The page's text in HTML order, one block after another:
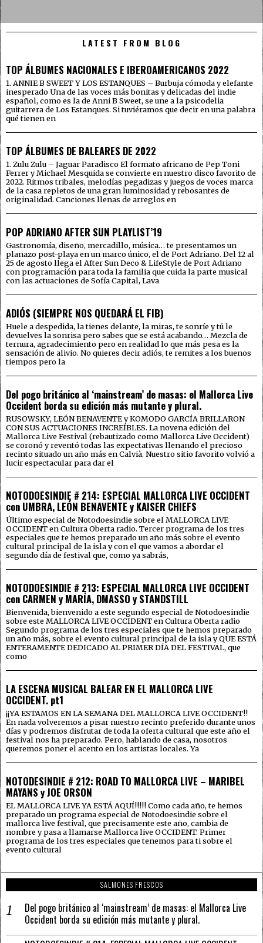
LATEST FROM BLOG
TOP ÁLBUMES NACIONALES E IBEROAMERICANOS 2022
1. ANNIE B SWEET Y LOS ESTANQUES – Burbuja cómoda y elefante
inesperado Una de las voces más bonitas y delicadas del indie
español, como es la de Anni B Sweet, se une a la psicodelia
guitarrera de Los Estanques. Si tuviéramos que decir en una palabra
qué tienen en
TOP ÁLBUMES DE BALEARES DE 2022
1. Zulu Zulu – Jaguar Paradisco El formato africano de Pep Toni
Ferrer y Michael Mesquida se convierte en nuestro disco favorito de
2022. Ritmos tribales, melodías pegadizas y juegos de voces marca
de la casa repletos de una gran luminosidad y rebosantes de
originalidad. Canciones llenas de arreglos en
POP ADRIANO AFTER SUN PLAYLIST’19
Gastronomía, diseño, mercadillo, música… te presentamos un
planazo post-playa en un marco único, el de Port Adriano. Del 12 al
25 de agosto llega el After Sun Deco & LifeStyle de Port Adriano
con programación para toda la familia que cuida la parte musical
con las actuaciones de Sofía Capital, Lava
ADIÓS (SIEMPRE NOS QUEDARÁ EL FIB)
Huele a despedida, la tienes delante, la miras, te sonríe y tú le
devuelves la sonrisa pero sabes que se está acabando… Mezcla de
ternura, agradecimiento pero en realidad lo que más pesa es la
sensación de alivio. No quieres decir adiós, te remites a los buenos
tiempos pero la
Del pogo británico al ‘mainstream’ de masas: el Mallorca Live
Occident borda su edición más mutante y plural.
RUSOWSKY, LEÓN BENAVENTE y KOMODO GARCÍA BRILLARON
CON SUS ACTUACIONES INCREÍBLES. La novena edición del
Mallorca Live Festival (rebautizado como Mallorca Live Occident)
se coronó y reventó todas las expectativas llenando el precioso
recinto situado un año más en Calvià. Nuestro sitio favorito volvió a
lucir espectacular para dar el
NOTODOESINDIE # 214: ESPECIAL MALLORCA LIVE OCCIDENT
con UMBRA, LEÓN BENAVENTE y KAISER CHIEFS
Último especial de Notodoesindie sobre el MALLORCA LIVE
OCCIDENT en Cultura Oberta radio. Tercer programa de los tres
especiales que te hemos preparado un año más sobre el evento
cultural principal de la isla y con el que vamos a abordar el
segundo día de festival que, como ya sabrás,
NOTODOESINDIE # 213: ESPECIAL MALLORCA LIVE OCCIDENT
con CARMEN y MARÍA, DMASSO y STANDSTILL
Bienvenida, bienvenido a este segundo especial de Notodoesindie
sobre este MALLORCA LIVE OCCIDENT en Cultura Oberta radio
Segundo programa de los tres especiales que te hemos preparado
un año más, sobre el evento cultural principal de la isla y QUE ESTÁ
ENTERAMENTE DEDICADO AL PRIMER DÍA DEL FESTIVAL, que
como
LA ESCENA MUSICAL BALEAR EN EL MALLORCA LIVE
OCCIDENT. pt1
¡¡YA ESTAMOS EN LA SEMANA DEL MALLORCA LIVE OCCIDENT!!
En nada volveremos a pisar nuestro recinto preferido durante unos
días y podremos disfrutar de toda la oferta cultural que este año el
festival nos ha preparado. Pero, hablando de casa, nosotros
queremos poner el acento en los artistas locales. Ya
NOTODESINDIE # 212: ROAD TO MALLORCA LIVE – MARIBEL
MAYANS y JOE ORSON
EL MALLORCA LIVE YA ESTÁ AQUÍ!!!!! Como cada año, te hemos
preparado un programa especial de Notodoesindie sobre el
mallorca live festival, que precisamente este año, cambia de
nombre y pasa a llamarse Mallorca live OCCIDENT. Primer
programa de los tres especiales que tenemos para ti sobre el
evento cultural
SALMONES FRESCOS
Del pogo británico al ‘mainstream’ de masas: el Mallorca Live
Occident borda su edición más mutante y plural.